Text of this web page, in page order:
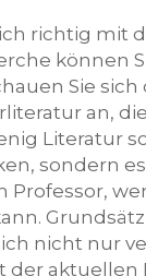
richtig mit
können
Sie
an,
Literatur
sondern
Professor,
nicht nur
der